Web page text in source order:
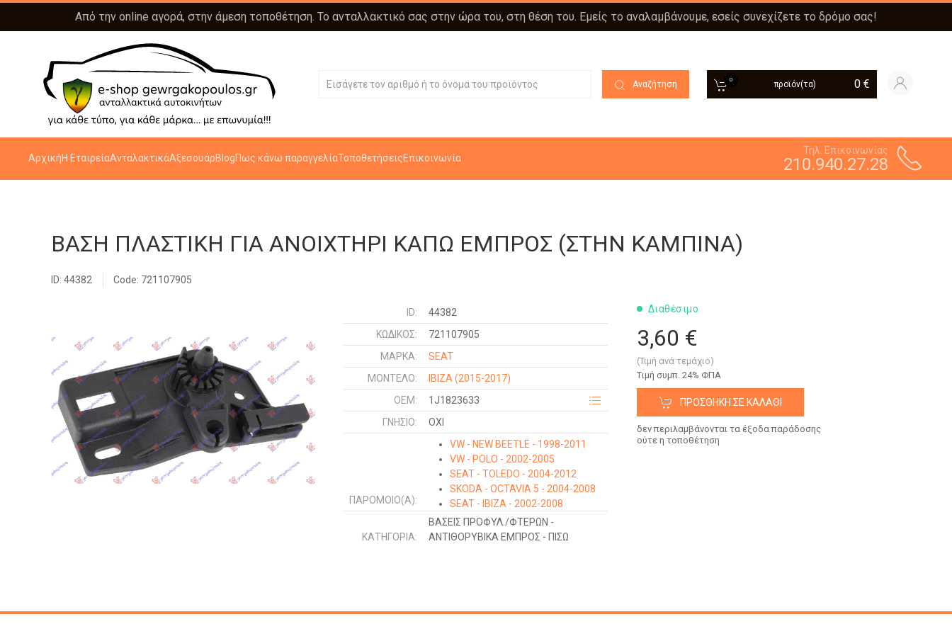
Από την online αγορά, στην άμεση τοποθέτηση. Το ανταλλακτικό σας στην ώρα του, στη θέση του. Εμείς το αναλαμβάνουμε, εσείς συνεχίζετε το δρόμο σας!
Αναζήτηση 0 προϊόν(τα) 0 €
ΑρχικήΗ ΕταιρείαΑνταλακτικάΑξεσουάρBlogΠως κάνω παραγγελίαΤοποθετήσειςΕπικοινωνία
Τηλ. Επικοινωνίας
210.940.27.28
ΒΑΣΗ ΠΛΑΣΤΙΚΗ ΓΙΑ ΑΝΟΙΧΤΗΡΙ ΚΑΠΩ ΕΜΠΡΟΣ (ΣΤΗΝ ΚΑΜΠΙΝΑ)
ID: 44382 Code: 721107905
ID:
44382
ΚΩΔΙΚΌΣ:
721107905
ΜΑΡΚΑ:
SEAT
ΜΟΝΤΕΛΟ:
IBIZA (2015-2017)
OEM:
1J1823633
ΓΝΉΣΙΟ:
ΟΧΙ
ΠΑΡΌΜΟΙΟ(Α):
VW - NEW BEETLE - 1998-2011
VW - POLO - 2002-2005
SEAT - TOLEDO - 2004-2012
SKODA - OCTAVIA 5 - 2004-2008
SEAT - IBIZA - 2002-2008
SEAT - CORDOBA - 2002-2008
SEAT - LEON - 2005-2013
ΚΑΤΗΓΟΡΊΑ:
ΒΑΣΕΙΣ ΠΡΟΦΥΛ./ΦΤΕΡΩΝ -
ΑΝΤΙΘΟΡΥΒΙΚΑ ΕΜΠΡΟΣ - ΠΙΣΩ
Διαθέσιμο
3,60 €
(Τιμή ανά τεμάχιο)
Tιμή συμπ. 24% ΦΠΑ
ΠΡΟΣΘΉΚΗ ΣΕ ΚΑΛΆΘΙ
δεν περιλαμβάνονται τα έξοδα παράδοσης
ούτε η τοποθέτηση